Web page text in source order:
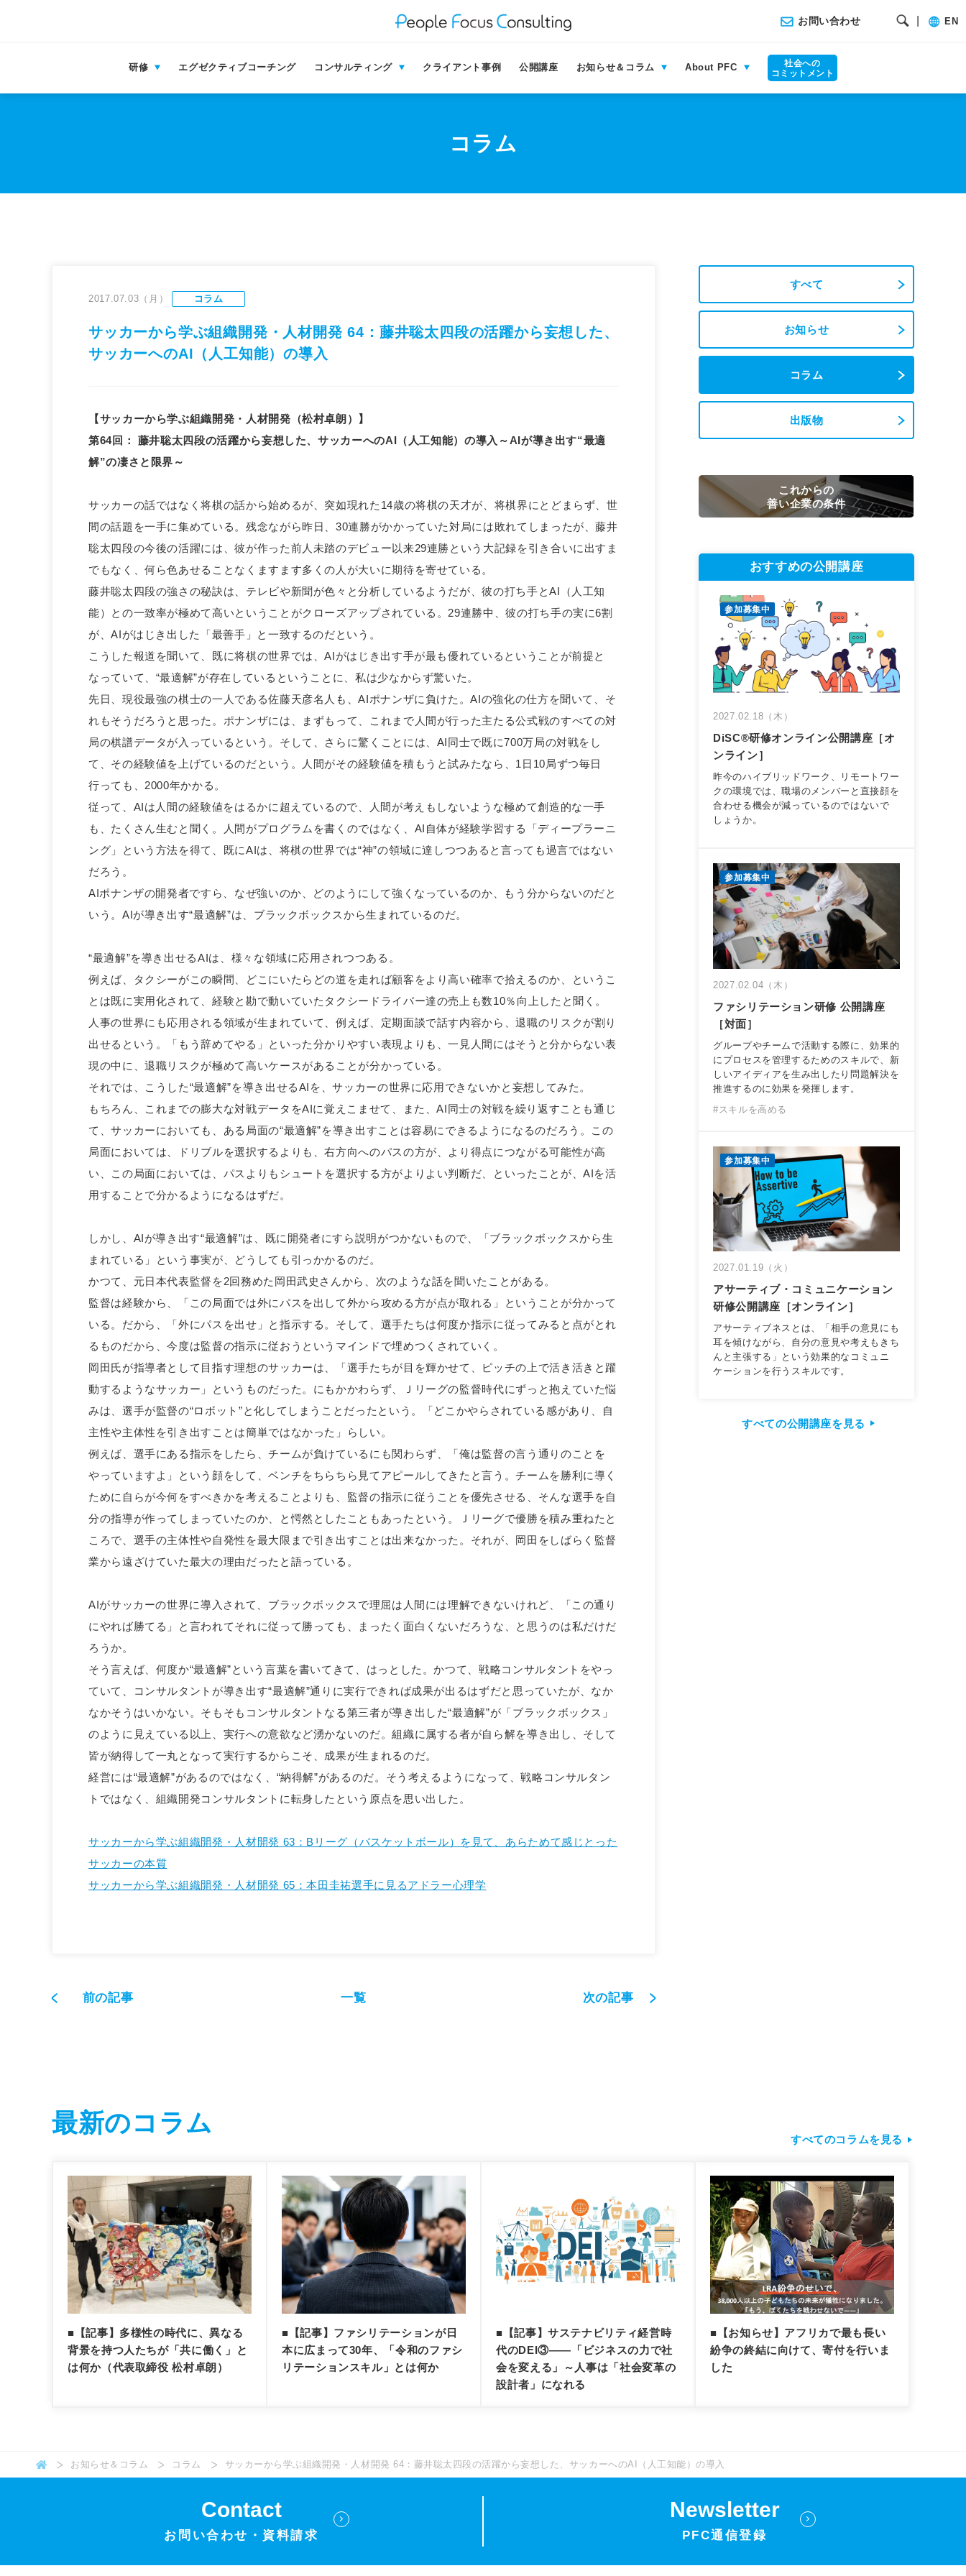
お問い合わせ EN
研修 エグゼクティブコーチング コンサルティング クライアント事例 公開講座 お知らせ＆コラム About PFC
社会への
コミットメント
コラム
2017.07.03（月） コラム
サッカーから学ぶ組織開発・人材開発 64：藤井聡太四段の活躍から妄想した、
サッカーへのAI（人工知能）の導入
【サッカーから学ぶ組織開発・人材開発（松村卓朗）】
第64回 ：
藤井聡太四段の活躍から妄想した、サッカーへのAI（人工知能）の導入～AIが導き出す“最適
解”の凄さと限界～
サッカーの話ではなく将棋の話から始めるが、突如現れた14歳の将棋の天才が、将棋界にとどまらず、世
間の話題を一手に集めている。残念ながら昨日、30連勝がかかっていた対局には敗れてしまったが、藤井
聡太四段の今後の活躍には、彼が作った前人未踏のデビュー以来29連勝という大記録を引き合いに出すま
でもなく、何ら色あせることなくますます多くの人が大いに期待を寄せている。
藤井聡太四段の強さの秘訣は、テレビや新聞が色々と分析しているようだが、彼の打ち手とAI（人工知
能）との一致率が極めて高いということがクローズアップされている。29連勝中、彼の打ち手の実に6割
が、AIがはじき出した「最善手」と一致するのだという。
こうした報道を聞いて、既に将棋の世界では、AIがはじき出す手が最も優れているということが前提と
なっていて、“最適解”が存在しているということに、私は少なからず驚いた。
先日、現役最強の棋士の一人である佐藤天彦名人も、AIポナンザに負けた。AIの強化の仕方を聞いて、そ
れもそうだろうと思った。ポナンザには、まずもって、これまで人間が行った主たる公式戦のすべての対
局の棋譜データが入っているという。そして、さらに驚くことには、AI同士で既に700万局の対戦をし
て、その経験値を上げているのだという。人間がその経験値を積もうと試みたなら、1日10局ずつ毎日
行っても、2000年かかる。
従って、AIは人間の経験値をはるかに超えているので、人間が考えもしないような極めて創造的な一手
も、たくさん生むと聞く。人間がプログラムを書くのではなく、AI自体が経験学習する「ディープラーニ
ング」という方法を得て、既にAIは、将棋の世界では“神”の領域に達しつつあると言っても過言ではない
だろう。
AIポナンザの開発者ですら、なぜ強いのか、どのようにして強くなっているのか、もう分からないのだと
いう。AIが導き出す“最適解”は、ブラックボックスから生まれているのだ。
“最適解”を導き出せるAIは、様々な領域に応用されつつある。
例えば、タクシーがこの瞬間、どこにいたらどの道を走れば顧客をより高い確率で拾えるのか、というこ
とは既に実用化されて、経験と勘で動いていたタクシードライバー達の売上も数10％向上したと聞く。
人事の世界にも応用される領域が生まれていて、例えば、定期面談で話す内容から、退職のリスクが割り
出せるという。「もう辞めてやる」といった分かりやすい表現よりも、一見人間にはそうと分からない表
現の中に、退職リスクが極めて高いケースがあることが分かっている。
それでは、こうした“最適解”を導き出せるAIを、サッカーの世界に応用できないかと妄想してみた。
もちろん、これまでの膨大な対戦データをAIに覚えこませて、また、AI同士の対戦を繰り返すことも通じ
て、サッカーにおいても、ある局面の“最適解”を導き出すことは容易にできるようになるのだろう。この
局面においては、ドリブルを選択するよりも、右方向へのパスの方が、より得点につながる可能性が高
い、この局面においては、パスよりもシュートを選択する方がよりよい判断だ、といったことが、AIを活
用することで分かるようになるはずだ。
しかし、AIが導き出す“最適解”は、既に開発者にすら説明がつかないもので、「ブラックボックスから生
まれている」という事実が、どうしても引っかかるのだ。
かつて、元日本代表監督を2回務めた岡田武史さんから、次のような話を聞いたことがある。
監督は経験から、「この局面では外にパスを出して外から攻める方が点が取れる」ということが分かって
いる。だから、「外にパスを出せ」と指示する。そして、選手たちは何度か指示に従ってみると点がとれ
るものだから、今度は監督の指示に従おうというマインドで埋めつくされていく。
岡田氏が指導者として目指す理想のサッカーは、「選手たちが目を輝かせて、ピッチの上で活き活きと躍
動するようなサッカー」というものだった。にもかかわらず、Ｊリーグの監督時代にずっと抱えていた悩
みは、選手が監督の“ロボット”と化してしまうことだったという。「どこかやらされている感があり、自
主性や主体性を引き出すことは簡単ではなかった」らしい。
例えば、選手にある指示をしたら、チームが負けているにも関わらず、「俺は監督の言う通りのことを
やっていますよ」という顔をして、ベンチをちらちら見てアピールしてきたと言う。チームを勝利に導く
ために自らが今何をすべきかを考えることよりも、監督の指示に従うことを優先させる、そんな選手を自
分の指導が作ってしまっていたのか、と愕然としたこともあったという。Ｊリーグで優勝を積み重ねたと
ころで、選手の主体性や自発性を最大限まで引き出すことは出来なかった。それが、岡田をしばらく監督
業から遠ざけていた最大の理由だったと語っている。
AIがサッカーの世界に導入されて、ブラックボックスで理屈は人間には理解できないけれど、「この通り
にやれば勝てる」と言われてそれに従って勝っても、まったく面白くないだろうな、と思うのは私だけだ
ろうか。
そう言えば、何度か“最適解”という言葉を書いてきて、はっとした。かつて、戦略コンサルタントをやっ
ていて、コンサルタントが導き出す“最適解”通りに実行できれば成果が出るはずだと思っていたが、なか
なかそうはいかない。そもそもコンサルタントなる第三者が導き出した“最適解”が「ブラックボックス」
のように見えている以上、実行への意欲など湧かないのだ。組織に属する者が自ら解を導き出し、そして
皆が納得して一丸となって実行するからこそ、成果が生まれるのだ。
経営には“最適解”があるのではなく、“納得解”があるのだ。そう考えるようになって、戦略コンサルタン
トではなく、組織開発コンサルタントに転身したという原点を思い出した。
サッカーから学ぶ組織開発・人材開発 63：Bリーグ（バスケットボール）を見て、あらためて感じとった
サッカーの本質
サッカーから学ぶ組織開発・人材開発 65：本田圭祐選手に見るアドラー心理学
前の記事 一覧 次の記事
すべて
お知らせ
コラム
出版物
これからの
善い企業の条件
おすすめの公開講座
参加募集中
2027.02.18（木）
DiSC®︎研修オンライン公開講座［オ
ンライン］
昨今のハイブリッドワーク、リモートワー
クの環境では、職場のメンバーと直接顔を
合わせる機会が減っているのではないで
しょうか。
参加募集中
2027.02.04（木）
ファシリテーション研修 公開講座
［対面］
グループやチームで活動する際に、効果的
にプロセスを管理するためのスキルで、新
しいアイディアを生み出したり問題解決を
推進するのに効果を発揮します。
#スキルを高める
参加募集中
2027.01.19（火）
アサーティブ・コミュニケーション
研修公開講座［オンライン］
アサーティブネスとは、「相手の意見にも
耳を傾けながら、自分の意見や考えもきち
んと主張する」という効果的なコミュニ
ケーションを行うスキルです。
すべての公開講座を見る
最新のコラム
すべてのコラムを見る
■【記事】多様性の時代に、異なる
背景を持つ人たちが「共に働く」と
は何か（代表取締役 松村卓朗）
■【記事】ファシリテーションが日
本に広まって30年、「令和のファシ
リテーションスキル」とは何か
■【記事】サステナビリティ経営時
代のDEI③——「ビジネスの力で社
会を変える」～人事は「社会変革の
設計者」になれる
■【お知らせ】アフリカで最も長い
紛争の終結に向けて、寄付を行いま
した
お知らせ＆コラム コラム サッカーから学ぶ組織開発・人材開発 64：藤井聡太四段の活躍から妄想した、サッカーへのAI（人工知能）の導入
Contact
お問い合わせ・ 資料請求
Newsletter
PFC通信登録